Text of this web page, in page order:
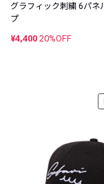
グラフィック刺繍 6パネ
プ
¥4,400 20%OFF